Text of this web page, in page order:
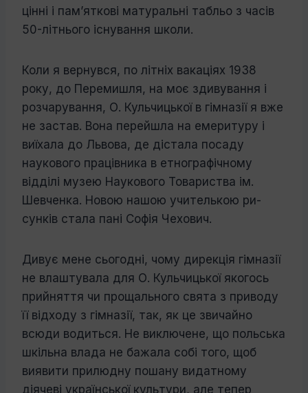
цінні і пам’яткові матуральні табльо з часів
50-літнього існування школи.
Коли я вернувся, по літніх вакаціях 1938
року, до Перемишля, на моє здивування і
розчарування, О. Кульчицької в гімназії я вже
не застав. Вона перейшла на емери­туру і
виїхала до Львова, де дістала посаду
наукового працівника в етнографічному
відділі музею Наукового Товариства ім.
Шевченка. Новою нашою учителькою ри­
сунків стала пані Софія Чехович.
Дивує мене сьогодні, чому дирекція гім­назії
не влаштувала для О. Кульчицької якогось
прийняття чи прощального свята з приводу
її відходу з гімназії, так, як це звичайно
всюди водиться. Не виключене, що польська
шкільна влада не бажала собі того, щоб
виявити прилюдну пошану видатному
діячеві укра­їнської культури, але тепер